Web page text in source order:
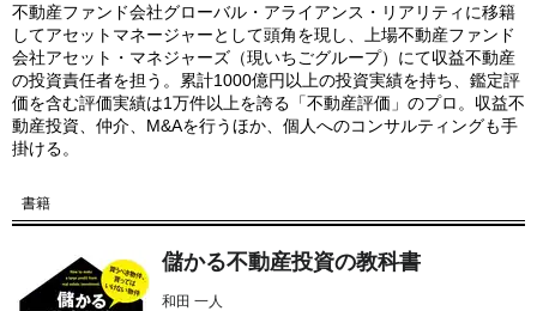
不動産ファンド会社グローバル・アライアンス・リアリティに移籍
してアセットマネージャーとして頭角を現し、上場不動産ファンド
会社アセット・マネジャーズ（現いちごグループ）にて収益不動産
の投資責任者を担う。累計1000億円以上の投資実績を持ち、鑑定評
価を含む評価実績は1万件以上を誇る「不動産評価」のプロ。収益不
動産投資、仲介、M&Aを行うほか、個人へのコンサルティングも手
掛ける。
書籍
儲かる不動産投資の教科書
和田 一人